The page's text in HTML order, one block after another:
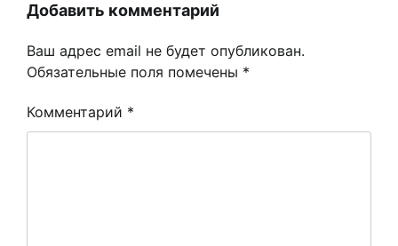
Добавить комментарий
Ваш адрес email не будет опубликован.
Обязательные поля помечены *
Комментарий *